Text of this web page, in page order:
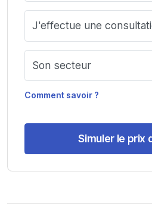
Comment savoir ?
Simuler le prix